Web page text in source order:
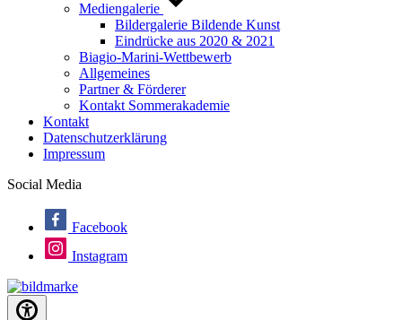
Mediengalerie
Bildergalerie Bildende Kunst
Eindrücke aus 2020 & 2021
Biagio-Marini-Wettbewerb
Allgemeines
Partner & Förderer
Kontakt Sommerakademie
Kontakt
Datenschutzerklärung
Impressum
Social Media
Facebook
Instagram